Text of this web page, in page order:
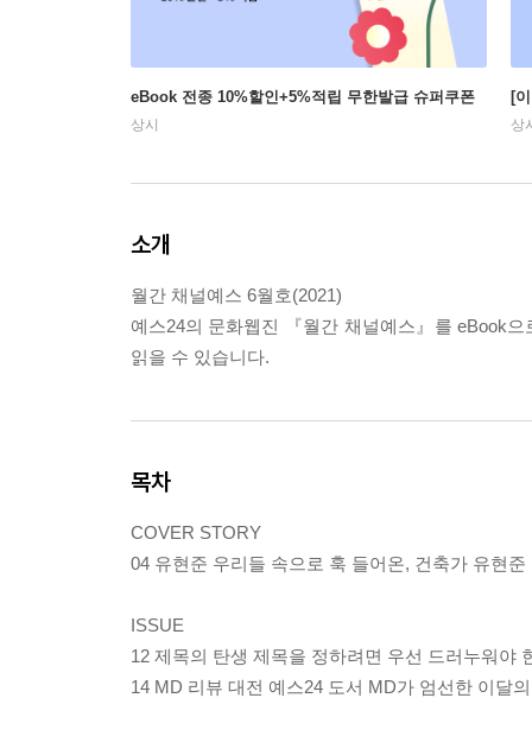
eBook 전종 10%할인+5%적립 무한발급 슈퍼쿠폰
상시
[
상
소개
월간 채널예스 6월호(2021)
예스24의 문화웹진 『월간 채널예스』를 eBook
읽을 수 있습니다.
목차
COVER STORY
04 유현준 우리들 속으로 훅 들어온, 건축가 유현준
ISSUE
12 제목의 탄생 제목을 정하려면 우선 드러누워야
14 MD 리뷰 대전 예스24 도서 MD가 엄선한 이달